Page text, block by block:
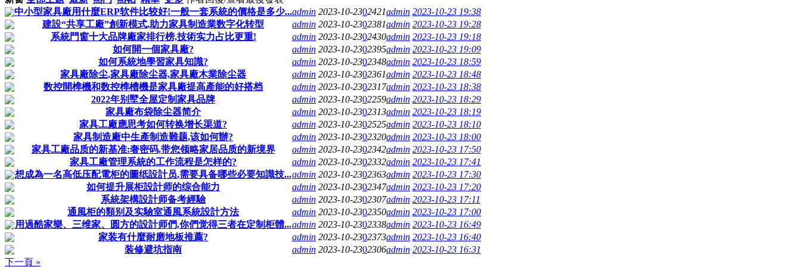
中小型家具廠用什麼ERP软件比较好!一般一套系統的價格是多少...admin 2023-10-2302421admin 2023-10-23 19:38
建設“共享工廠”創新模式,助力家具制造業数字化转型
admin 2023-10-2302381admin 2023-10-23 19:28
系統門窗十大品牌廠家排行榜,技術实力占比更重!
admin 2023-10-2302430admin 2023-10-23 19:18
如何開一個家具廠?
admin 2023-10-2302395admin 2023-10-23 19:09
如何系統地學習家具知識?
admin 2023-10-2302348admin 2023-10-23 18:59
家具廠除尘,家具廠除尘器,家具廠木業除尘器
admin 2023-10-2302361admin 2023-10-23 18:48
数控開榫機和数控榫槽機是家具廠提高產能的好搭档
admin 2023-10-2302317admin 2023-10-23 18:38
2022年别墅全屋定制家具品牌
admin 2023-10-2302259admin 2023-10-23 18:29
家具廠布袋除尘器简介
admin 2023-10-2302313admin 2023-10-23 18:19
家具工廠應思考如何转换增长渠道?
admin 2023-10-2302525admin 2023-10-23 18:10
家具制造廠中生產制造難题,该如何辦?
admin 2023-10-2302320admin 2023-10-23 18:00
家具工廠品质的新基准:奢密码,带您领略家居品质的新境界
admin 2023-10-2302342admin 2023-10-23 17:50
家具工廠管理系統的工作流程是怎样的?
admin 2023-10-2302332admin 2023-10-23 17:41
想成為一名高低压配電柜的圖纸設計员,需要具备哪些必要知識技...admin 2023-10-2302363admin 2023-10-23 17:30
如何提升展柜設計师的综合能力
admin 2023-10-2302347admin 2023-10-23 17:20
系統架構設計师备考經驗
admin 2023-10-2302307admin 2023-10-23 17:11
通風柜的類别及实驗室通風系統設計方法
admin 2023-10-2302350admin 2023-10-23 17:00
用過酷家樂、三维家、圆方的設計师們,你們觉得三者在定制柜體...admin 2023-10-2302338admin 2023-10-23 16:49
家装有什麼耐磨地板推薦?
admin 2023-10-2302373admin 2023-10-23 16:40
装修避坑指南
admin 2023-10-2302306admin 2023-10-23 16:31
下一頁 »